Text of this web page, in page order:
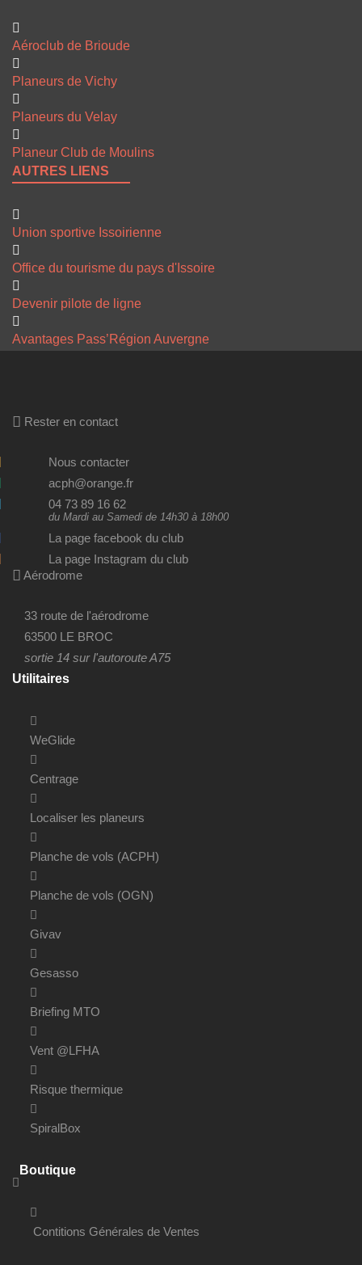
Aéroclub de Brioude
Planeurs de Vichy
Planeurs du Velay
Planeur Club de Moulins
AUTRES LIENS
Union sportive Issoirienne
Office du tourisme du pays d'Issoire
Devenir pilote de ligne
Avantages Pass’Région Auvergne
Rester en contact
Nous contacter
acph@orange.fr
04 73 89 16 62
du Mardi au Samedi de 14h30 à 18h00
La page facebook du club
La page Instagram du club
Aérodrome
33 route de l'aérodrome
63500 LE BROC
sortie 14 sur l'autoroute A75
Utilitaires
WeGlide
Centrage
Localiser les planeurs
Planche de vols (ACPH)
Planche de vols (OGN)
Givav
Gesasso
Briefing MTO
Vent @LFHA
Risque thermique
SpiralBox
Boutique
Contitions Générales de Ventes